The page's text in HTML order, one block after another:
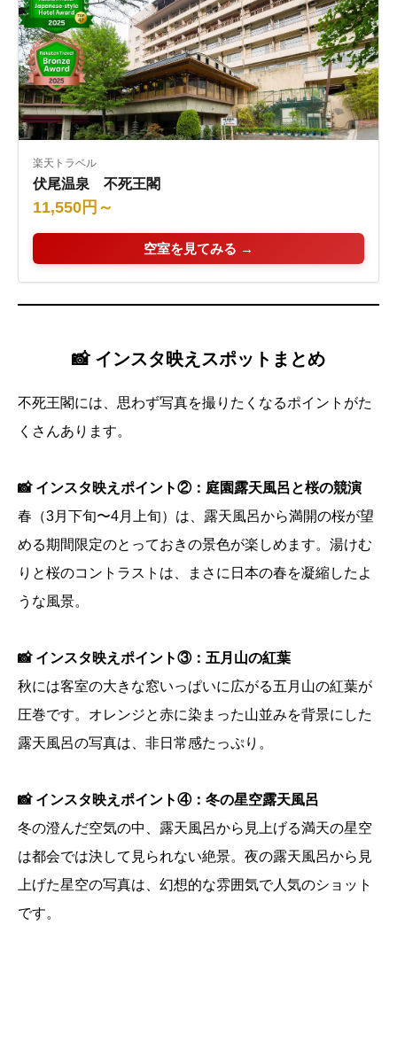
楽天トラベル
伏尾温泉 不死王閣
11,550円～
空室を見てみる →
📸 インスタ映えスポットまとめ
不死王閣には、思わず写真を撮りたくなるポイントがた
くさんあります。
📸 インスタ映えポイント②：庭園露天風呂と桜の競演
春（3月下旬〜4月上旬）は、露天風呂から満開の桜が望
める期間限定のとっておきの景色が楽しめます。湯けむ
りと桜のコントラストは、まさに日本の春を凝縮したよ
うな風景。
📸 インスタ映えポイント③：五月山の紅葉
秋には客室の大きな窓いっぱいに広がる五月山の紅葉が
圧巻です。オレンジと赤に染まった山並みを背景にした
露天風呂の写真は、非日常感たっぷり。
📸 インスタ映えポイント④：冬の星空露天風呂
冬の澄んだ空気の中、露天風呂から見上げる満天の星空
は都会では決して見られない絶景。夜の露天風呂から見
上げた星空の写真は、幻想的な雰囲気で人気のショット
です。